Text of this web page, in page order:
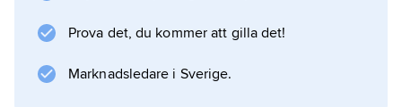
,
,
Prova det, du kommer att gilla det!
Marknadsledare i Sverige.